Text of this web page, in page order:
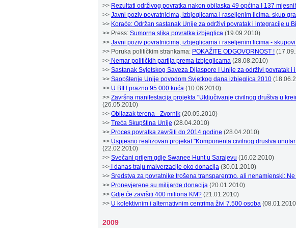
>> Rezultati održivog povratka nakon obilaska 49 općina I 137
>> Javni poziv povratnicima, izbjeglicama i raseljenim licima. skup
>> Koraće: Održan sastanak Unije za održivi povratak i integracije u
>> Press: Sumorna slika povratka izbjeglica (19.09.2010)
>> Javni poziv povratnicima, izbjeglicama i raseljenim licima -
>> Poruka političkim strankama: POKAŽITE ODGOVORNOST !
>> Nemar političkih partija prema izbjeglicama (28.08.2010)
>> Sastanak Svjetskog Saveza Dijaspore I Unije za održivi povratak i
>> Saopštenje Unije povodom Svjetkog dana izbjeglica 2010
>> U BIH prazno 95.000 kuća (10.06.2010)
>> Završna manifestacija projekta "Uključivanje civilnog društva u
(26.05.2010)
>> Obilazak terena - Zvornik (20.05.2010)
>> Treća Skupština Unije (28.04.2010)
>> Proces povratka završiti do 2014 godine (28.04.2010)
>> Uspjesno realizovan projekat "Komponenta civilnog drustva
(22.02.2010)
>> Svečani prijem gdje Swanee Hunt u Sarajevu (16.02.2010)
>> I danas traju malverzacije oko donacija (30.01.2010)
>> Sredstva za povratnike trošena transparentno, ali nenamjenski:
>> Pronevjerene su milijarde donacija (20.01.2010)
>> Gdje će završiti 400 miliona KM? (21.01.2010)
>> U kolektivnim i alternativnim centrima živi 7.500 osoba
2009